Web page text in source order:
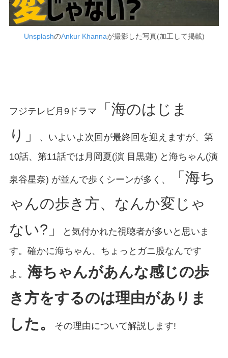
UnsplashのAnkur Khannaが撮影した写真(加工して掲載)
フジテレビ月9ドラマ
「海のはじま
り」
、いよいよ次回が最終回を迎えますが、第
10話、第11話では月岡夏(演 目黒蓮) と海ちゃん(演
泉谷星奈) が並んで歩くシーンが多く、
「海ち
ゃんの歩き方、なんか変じゃ
ない?」
と気付かれた視聴者が多いと思いま
す。確かに海ちゃん、ちょっとガニ股なんです
よ。 海ちゃんがあんな感じの歩
き方をするのは理由がありま
した。
その理由について解説します!